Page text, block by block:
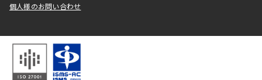
個人様のお問い合わせ